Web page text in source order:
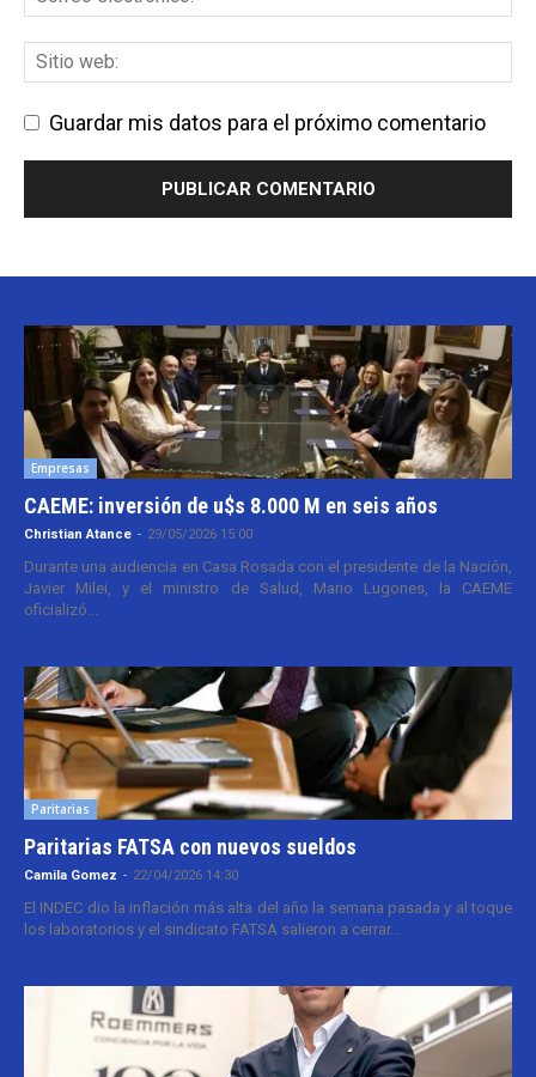
Guardar mis datos para el próximo comentario
Empresas
CAEME: inversión de u$s 8.000 M en seis años
Christian Atance - 29/05/2026 15:00
Durante una audiencia en Casa Rosada con el presidente de la Nación,
Javier Milei, y el ministro de Salud, Mario Lugones, la CAEME
oficializó...
Paritarias
Paritarias FATSA con nuevos sueldos
Camila Gomez - 22/04/2026 14:30
El INDEC dio la inflación más alta del año la semana pasada y al toque
los laboratorios y el sindicato FATSA salieron a cerrar...